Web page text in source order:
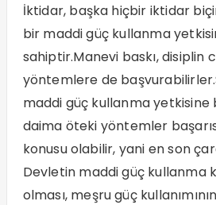
İktidar, başka hiçbir iktidar
bir maddi güç kullanma
sahiptir.Manevi baskı, disiplin
yöntemlere de
maddi güç kullanma yetkisine
daima öteki yöntemler
konusu olabilir, yani en
Devletin maddi güç kullanma
olması, meşru güç